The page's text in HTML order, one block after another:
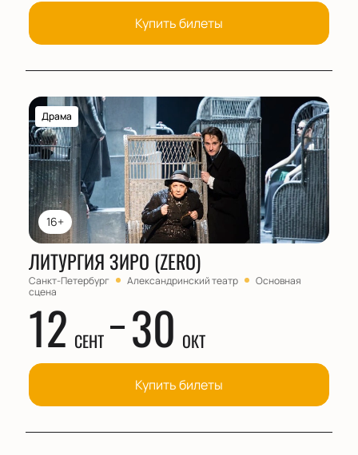
Купить билеты
16+
Драма
ЛИТУРГИЯ ЗИРО (ZERO)
Санкт-Петербург Александринский театр
Основная
сцена
12 СЕНТ 30 ОКТ
Купить билеты